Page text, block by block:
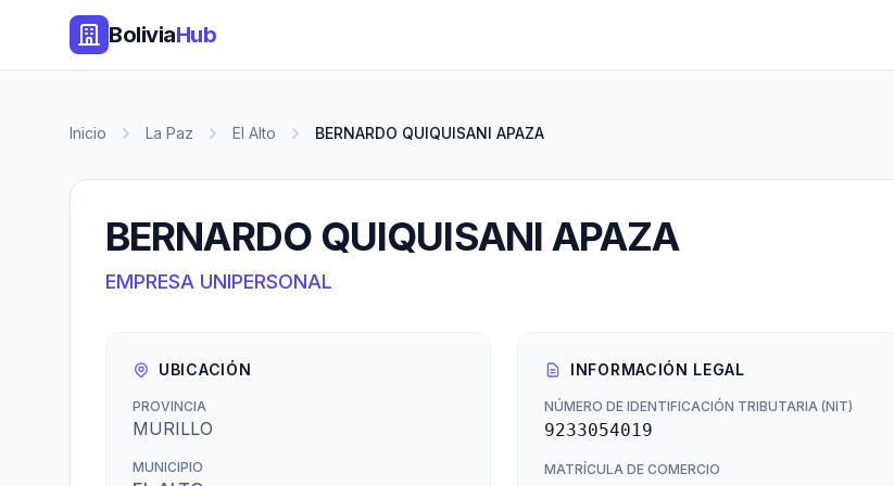
BoliviaHub
Inicio La Paz El Alto BERNARDO QUIQUISANI APAZA
BERNARDO QUIQUISANI APAZA
EMPRESA UNIPERSONAL
UBICACIÓN
PROVINCIA
MURILLO
MUNICIPIO
INFORMACIÓN LEGAL
NÚMERO DE IDENTIFICACIÓN TRIBUTARIA (NIT)
9233054019
MATRÍCULA DE COMERCIO